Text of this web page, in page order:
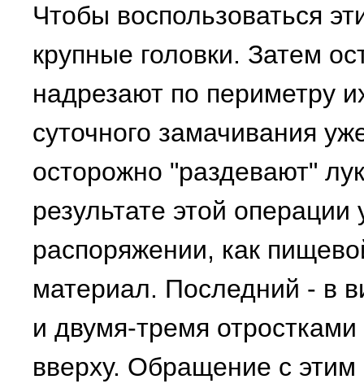
Чтобы воспользоваться
крупные головки. Затем
надрезают по периметру
суточного замачивания
осторожно "раздевают"
результате этой операции
распоряжении, как
материал. Последний - в
и двумя-тремя
вверху. Обращение с